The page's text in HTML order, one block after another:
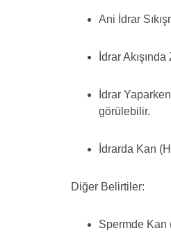
Ani İdrar
İdrar
İdrar
görülebilir.
İdrarda Kan
Diğer Belirtiler:
Spermde Kan